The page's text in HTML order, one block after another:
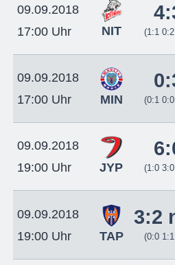
09.09.2018
17:00 Uhr
NIT (1:1
09.09.2018
17:00 Uhr
MIN (0:1
09.09.2018
19:00 Uhr
JYP (1:0
09.09.2018
19:00 Uhr
TAP
3:2
(0:0